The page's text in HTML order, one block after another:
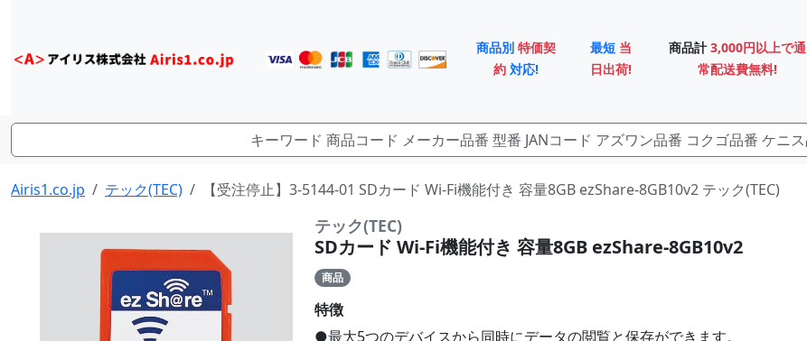
商品別 特価契
約 対応!
最短 当
日出荷!
商品計 3,000円以上で通
常配送費無料!
Airis1.co.jp テック(TEC) 【受注停止】3-5144-01 SDカード Wi-Fi機能付き 容量8GB ezShare-8GB10v2 テック(TEC)
テック(TEC)
SDカード Wi-Fi機能付き 容量8GB ezShare-8GB10v2
商品
特徴
●最大5つのデバイスから同時にデータの閲覧と保存ができます。